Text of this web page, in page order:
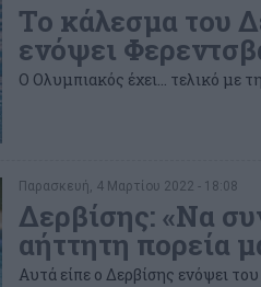
Το κάλεσμα του
ενόψει
Ο Ολυμπιακός έχει… τελικό με
Παρασκευή, 4 Μαρτίου 2022 - 18:08
Δερβίσης: «Να
αήττητη πορεία
Αυτά είπε ο Δερβίσης ενόψει